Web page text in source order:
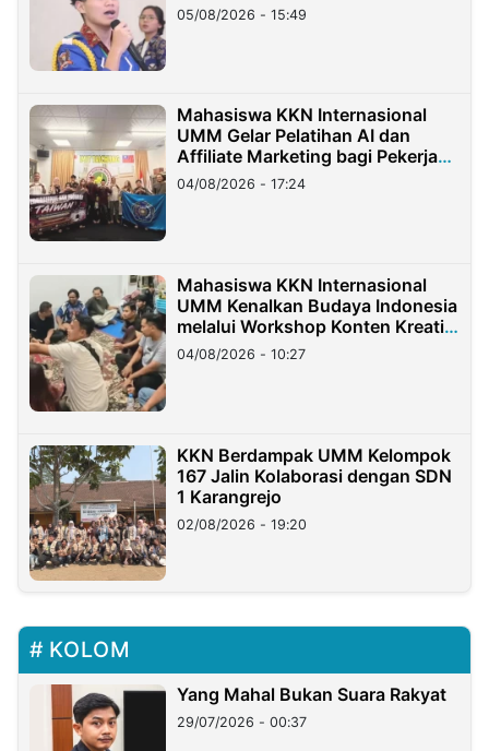
05/08/2026 - 15:49
Mahasiswa KKN Internasional
UMM Gelar Pelatihan AI dan
Affiliate Marketing bagi Pekerja
Migran Indonesia di Taiwan
04/08/2026 - 17:24
Mahasiswa KKN Internasional
UMM Kenalkan Budaya Indonesia
melalui Workshop Konten Kreatif
di Taiwan
04/08/2026 - 10:27
KKN Berdampak UMM Kelompok
167 Jalin Kolaborasi dengan SDN
1 Karangrejo
02/08/2026 - 19:20
KOLOM
Yang Mahal Bukan Suara Rakyat
29/07/2026 - 00:37